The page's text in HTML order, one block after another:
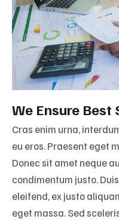
We Ensure Best
Cras enim urna,
eu eros. Praesent eget
Donec sit amet neque
condimentum justo.
eleifend, ex justo
eget massa. Sed